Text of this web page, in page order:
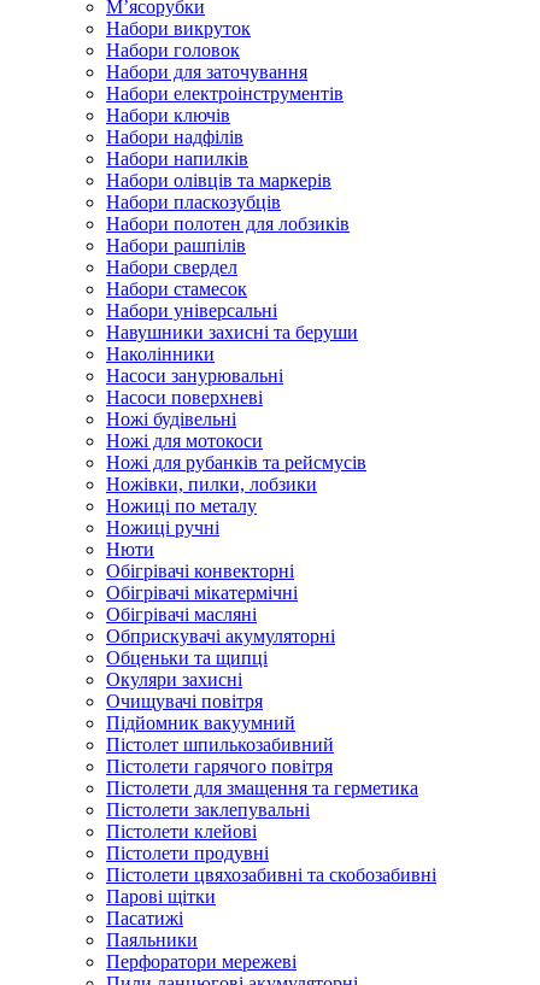
М’ясорубки
Набори викруток
Набори головок
Набори для заточування
Набори електроінструментів
Набори ключів
Набори надфілів
Набори напилків
Набори олівців та маркерів
Набори пласкозубців
Набори полотен для лобзиків
Набори рашпілів
Набори свердел
Набори стамесок
Набори універсальні
Навушники захисні та беруши
Наколінники
Насоси занурювальні
Насоси поверхневі
Ножі будівельні
Ножі для мотокоси
Ножі для рубанків та рейсмусів
Ножівки, пилки, лобзики
Ножиці по металу
Ножиці ручні
Нюти
Обігрівачі конвекторні
Обігрівачі мікатермічні
Обігрівачі масляні
Обприскувачі акумуляторні
Обценьки та щипці
Окуляри захисні
Очищувачі повітря
Підйомник вакуумний
Пістолет шпилькозабивний
Пістолети гарячого повітря
Пістолети для змащення та герметика
Пістолети заклепувальні
Пістолети клейові
Пістолети продувні
Пістолети цвяхозабивні та скобозабивні
Парові щітки
Пасатижі
Паяльники
Перфоратори мережеві